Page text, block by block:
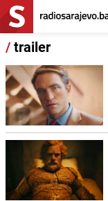
/trailer